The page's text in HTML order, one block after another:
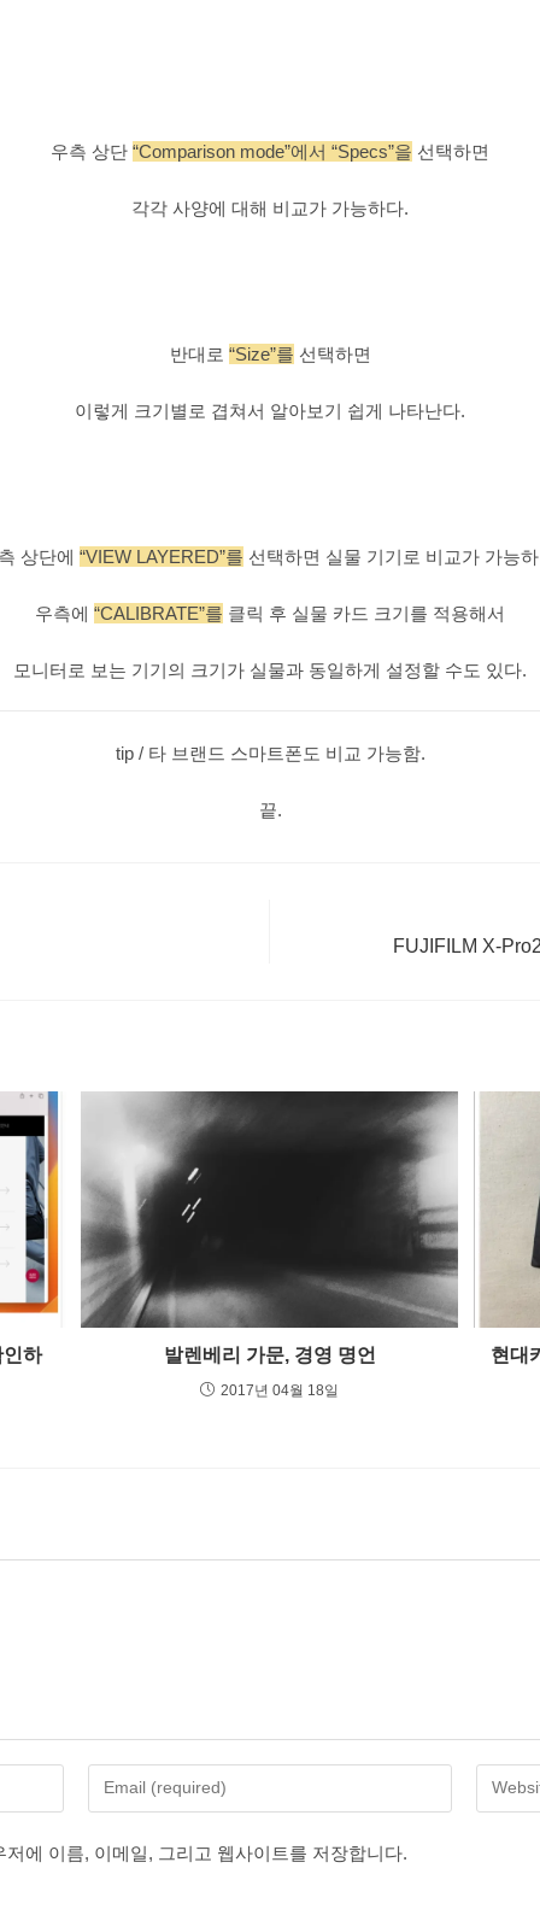
우측 상단 “Comparison mode”에서 “Specs”을 선택하면
각각 사양에 대해 비교가 가능하다.
반대로 “Size”를 선택하면
이렇게 크기별로 겹쳐서 알아보기 쉽게 나타난다.
상단에 “VIEW LAYERED”를 선택하면 실물 기기로 비교가 가능
우측에 “CALIBRATE”를 클릭 후 실물 카드 크기를 적용해서
모니터로 보는 기기의 크기가 실물과 동일하게 설정할 수도 있다.
tip / 타 브랜드 스마트폰도 비교 가능함.
끝.
FUJIFILM X-
인하 발렌베리 가문, 경영 명언
2017년 04월 18일
현대
Enter
your
address
Enter
your
에 이름, 이메일, 그리고 웹사이트를 저장합니다.